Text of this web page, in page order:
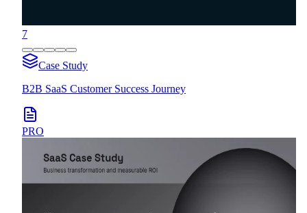
7
Case Study
B2B SaaS Customer Success Journey
PRO